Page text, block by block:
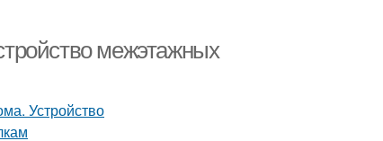
межэтажных